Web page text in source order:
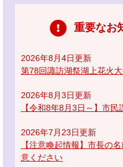
重要なお
2026年8月4日更新
第78回諏訪湖祭湖上花火
2026年8月3日更新
【令和8年8月3日～】市
2026年7月23日更新
【注意喚起情報】市長の
意ください